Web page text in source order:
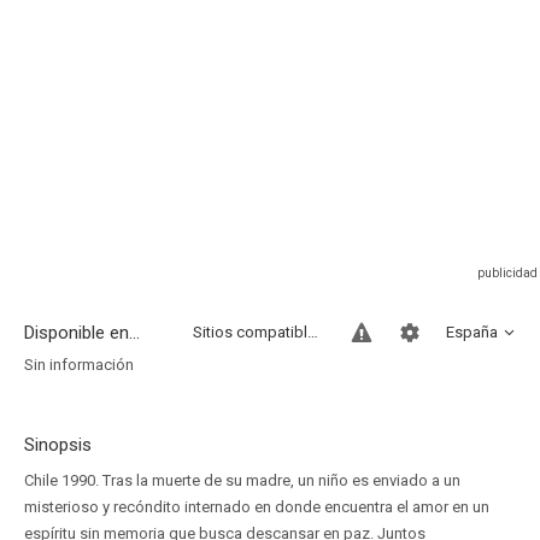
Disponible en... España
Sitios compatibles
Sin información
Sinopsis
Chile 1990. Tras la muerte de su madre, un niño es enviado a un
misterioso y recóndito internado en donde encuentra el amor en un
espíritu sin memoria que busca descansar en paz. Juntos